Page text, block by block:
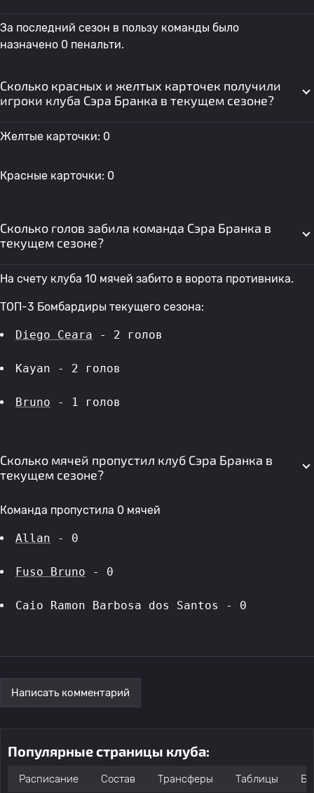
За последний сезон в пользу команды было
назначено 0 пенальти.
Сколько красных и желтых карточек получили
игроки клуба Сэра Бранка в текущем сезоне?
Желтые карточки: 0
Красные карточки: 0
Сколько голов забила команда Сэра Бранка в
текущем сезоне?
На счету клуба 10 мячей забито в ворота противника.
ТОП-3 Бомбардиры текущего сезона:
Diego Ceara - 2 голов
Kayan - 2 голов
Bruno - 1 голов
Сколько мячей пропустил клуб Сэра Бранка в
текущем сезоне?
Команда пропустила 0 мячей
Allan - 0
Fuso Bruno - 0
Caio Ramon Barbosa dos Santos - 0
Написать комментарий
Популярные страницы клуба:
Расписание Состав Трансферы Таблицы